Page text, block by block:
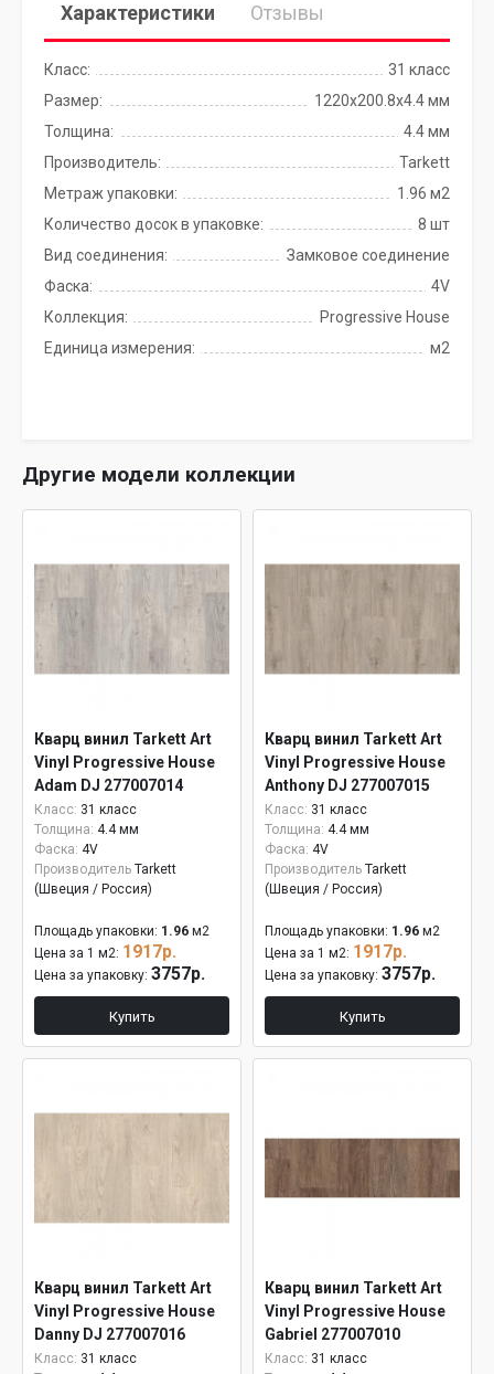
Характеристики Отзывы
Класс:
31 класс
Размер:
1220x200.8х4.4 мм
Толщина:
4.4 мм
Производитель:
Tarkett
Метраж упаковки:
1.96 м2
Количество досок в упаковке:
8 шт
Вид соединения:
Замковое соединение
Фаска:
4V
Коллекция:
Progressive House
Единица измерения:
м2
Другие модели коллекции
Кварц винил Tarkett Art
Vinyl Progressive House
Adam DJ 277007014
Класс: 31 класс
Толщина: 4.4 мм
Фаска: 4V
Производитель Tarkett
(Швеция / Россия)
Площадь упаковки: 1.96 м2
Цена за 1 м2: 1917р.
Цена за упаковку: 3757р.
Купить
Кварц винил Tarkett Art
Vinyl Progressive House
Anthony DJ 277007015
Класс: 31 класс
Толщина: 4.4 мм
Фаска: 4V
Производитель Tarkett
(Швеция / Россия)
Площадь упаковки: 1.96 м2
Цена за 1 м2: 1917р.
Цена за упаковку: 3757р.
Купить
Кварц винил Tarkett Art
Vinyl Progressive House
Danny DJ 277007016
Класс: 31 класс
Кварц винил Tarkett Art
Vinyl Progressive House
Gabriel 277007010
Класс: 31 класс